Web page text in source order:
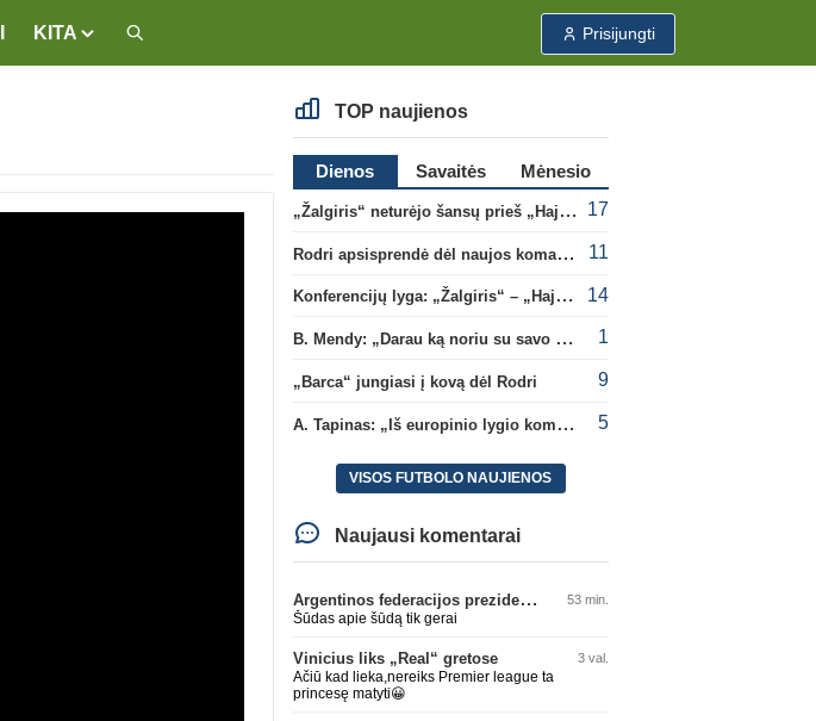
KITA Prisijungti
TOP naujienos
Dienos Savaitės
Mėnesio
„Žalgiris“ neturėjo šansų prieš „Hajduk“
17
Rodri apsisprendė dėl naujos komandos 11
Konferencijų lyga: „Žalgiris“ – „Hajduk“ (rungtynės tiesiogiai) 14
B. Mendy: „Darau ką noriu su savo pasaulio čempionato titulu“ 1
„Barca“ jungiasi į kovą dėl Rodri 9
A. Tapinas: „Iš europinio lygio komandos gavom gerų pamokų“ 5
VISOS FUTBOLO NAUJIENOS
Naujausi komentarai
Argentinos federacijos prezidentas C. Tapia negailėjo pagyrų G. Infantino 53 min.
Šūdas apie šūdą tik gerai
Vinicius liks „Real“ gretose 3 val.
Ačiū kad lieka,nereiks Premier league ta
princesę matyti😀